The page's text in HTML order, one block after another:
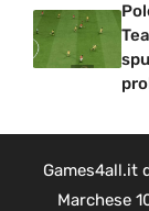
Games4all.it
Marchese